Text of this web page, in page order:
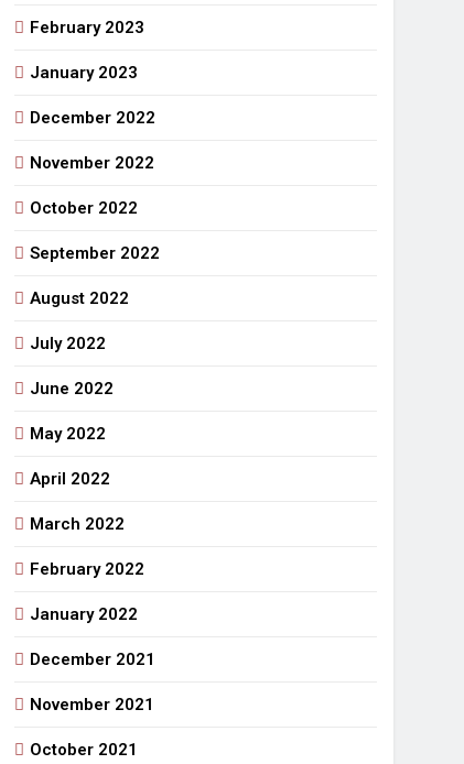
February 2023
January 2023
December 2022
November 2022
October 2022
September 2022
August 2022
July 2022
June 2022
May 2022
April 2022
March 2022
February 2022
January 2022
December 2021
November 2021
October 2021